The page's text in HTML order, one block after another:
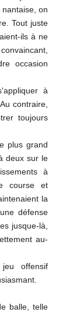
on
Tout juste
ils à ne
occasion
à
contraire,
toujours
plus grand
deux sur le
à
course et
la
défense
jusque-là,
au-
offensif
balle, telle